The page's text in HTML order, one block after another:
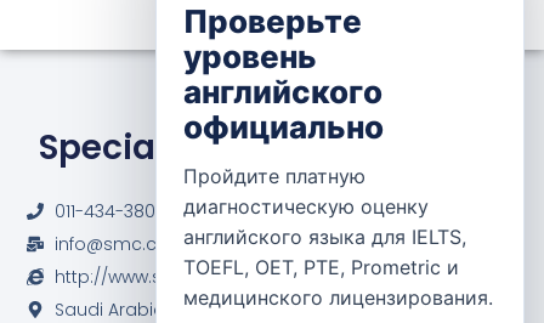
Проверьте
уровень
английского
официально
Пройдите платную
диагностическую оценку
английского языка для IELTS,
TOEFL, OET, PTE, Prometric и
медицинского лицензирования.
Specialized Medical Center
Hospital
011-434-3800
info@smc.com.sa
http://www.smc.com.sa
Saudi Arabia